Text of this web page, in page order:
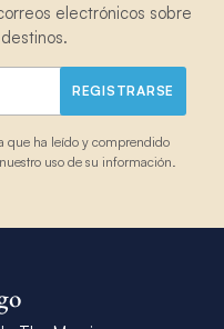
electrónicos sobre
REGISTRARSE
que ha leído y comprendido
uso de su información.